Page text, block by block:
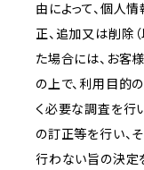
由によって、個人
正、追加又は削除
た場合には、お客
の上で、利用目的
く必要な調査を行
の訂正等を行い、
行わない旨の決定